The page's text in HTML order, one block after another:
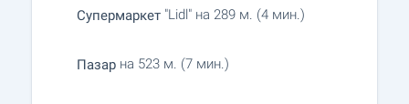
Супермаркет "Lidl" на 289 м. (4 мин.)
Пазар на 523 м. (7 мин.)